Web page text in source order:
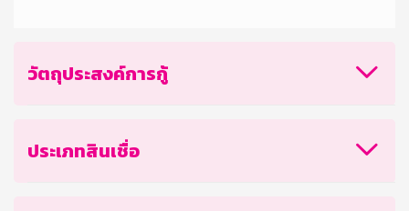
วัตถุประสงค์การกู้
ประเภทสินเชื่อ